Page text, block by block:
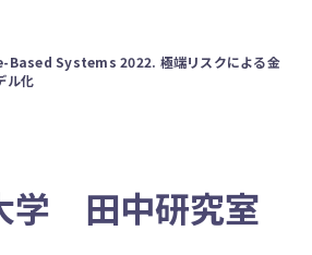
Based Systems 2022. 極端リスクによる金
ル化
大学 田中研究室